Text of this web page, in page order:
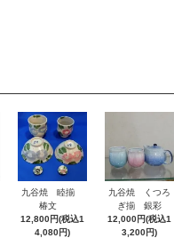
九谷焼 睦揃
椿文
12,800円(税込1
4,080円)
九谷焼 くつろ
ぎ揃 銀彩
12,000円(税込1
3,200円)